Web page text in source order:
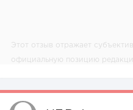
Этот отзыв отражает
официальную позицию